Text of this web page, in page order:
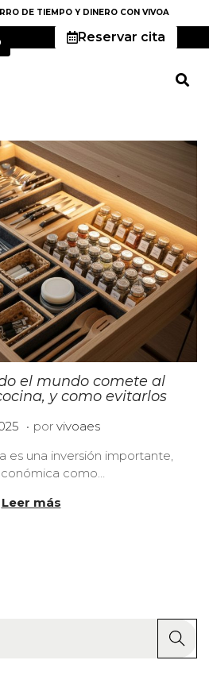
DE TIEMPO Y DINERO CON VIVOA
Reservar cita
el mundo comete al
y como evitarlos
0
/
1
/
. por vivoaes
es una inversión importante,
como…
Leer más